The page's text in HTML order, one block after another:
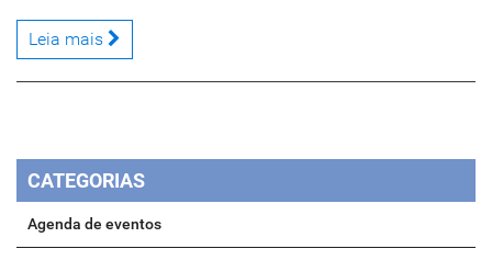
Leia mais
CATEGORIAS
Agenda de eventos